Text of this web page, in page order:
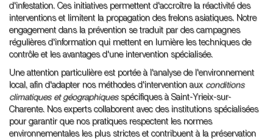
d'infestation. Ces initiatives permettent d'accroître la réactivité des
interventions et limitent la propagation des frelons asiatiques. Notre
engagement dans la prévention se traduit par des campagnes
régulières d'information qui mettent en lumière les techniques de
contrôle et les avantages d'une intervention spécialisée.
Une attention particulière est portée à l'analyse de l'environnement
local, afin d'adapter nos méthodes d'intervention aux conditions
climatiques et géographiquesspécifiques à Saint-Yrieix-sur-
Charente. Nos experts collaborent avec des institutions spécialisées
pour garantir que nos pratiques respectent les normes
environnementales les plus strictes et contribuent à la préservation